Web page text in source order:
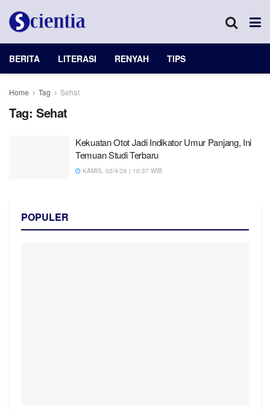
BERITA LITERASI RENYAH TIPS
Home Tag Sehat
Tag: Sehat
Kekuatan Otot Jadi Indikator Umur Panjang, Ini
Temuan Studi Terbaru
KAMIS, 02/4/26 | 10:37 WIB
POPULER